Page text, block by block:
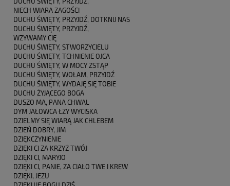
NIECH WIARA ZAGOŚCI
DUCHU ŚWIĘTY, PRZYJDŹ, DOTKNIJ NAS
DUCHU ŚWIĘTY, PRZYJDŹ,
WZYWAMY CIĘ
DUCHU ŚWIĘTY, STWORZYCIELU
DUCHU ŚWIĘTY, TCHNIENIE OJCA
DUCHU ŚWIĘTY, W MOCY ZSTĄP
DUCHU ŚWIĘTY, WOŁAM, PRZYJDŹ
DUCHU ŚWIĘTY, WYDAJĘ SIĘ TOBIE
DUCHU ŻYJĄCEGO BOGA
DUSZO MA, PANA CHWAL
DYM JAŁOWCA ŁZY WYCISKA
DZIELMY SIĘ WIARĄ JAK CHLEBEM
DZIEŃ DOBRY, JIM
DZIĘKCZYNIENIE
DZIĘKI CI ZA KRZYŻ TWÓJ
DZIĘKI CI, MARYJO
DZIĘKI CI, PANIE, ZA CIAŁO TWE I KREW
DZIĘKI, JEZU